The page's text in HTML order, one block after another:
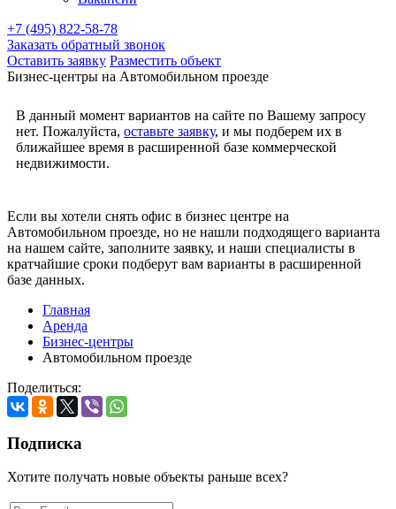
+7 (495) 822-58-78
Заказать обратный звонок
Оставить заявку Разместить объект
Бизнес-центры на Автомобильном проезде
В данный момент вариантов на сайте по Вашему запросу
нет. Пожалуйста, оставьте заявку, и мы подберем их в
ближайшее время в расширенной базе коммерческой
недвижимости.
Если вы хотели снять офис в бизнес центре на
Автомобильном проезде, но не нашли подходящего варианта
на нашем сайте, заполните заявку, и наши специалисты в
кратчайшие сроки подберут вам варианты в расширенной
базе данных.
Главная
Аренда
Бизнес-центры
Автомобильном проезде
Поделиться:
Подписка
Хотите получать новые объекты раньше всех?